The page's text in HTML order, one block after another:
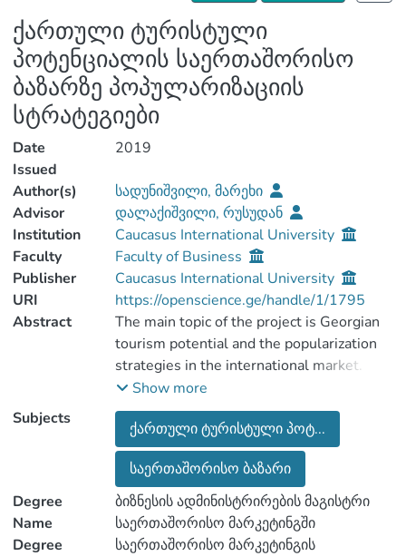
ქართული ტურისტული
პოტენციალის საერთაშორისო
ბაზარზე პოპულარიზაციის
სტრატეგიები
Date
Issued
2019
Author(s)
სადუნიშვილი, მარეხი
Advisor
დალაქიშვილი, რუსუდან
Institution
Caucasus International University
Faculty
Faculty of Business
Publisher
Caucasus International University
URI
https://openscience.ge/handle/1/1795
Abstract
The main topic of the project is Georgian
tourism potential and the popularization
strategies in the international market.
The master`s project contains general
characterization of tourism, the ways of
tourism development in Georgia, the
current situation and the types of tourism
that are most developed in Georgia. I will
also take part in tourism`s role and
purpose in the development of the
country.
Show more
Subjects
ქართული ტურისტული პოტ...
საერთაშორისო ბაზარი
Degree
Name
ბიზნესის ადმინისტრირების მაგისტრი
საერთაშორისო მარკეტინგში
Degree
საერთაშორისო მარკეტინგის